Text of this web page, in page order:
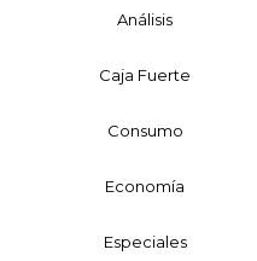
Análisis
Caja Fuerte
Consumo
Economía
Especiales